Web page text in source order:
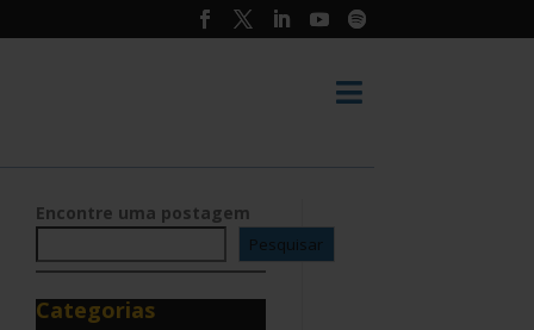

Encontre uma postagem
Pesquisar
Categorias